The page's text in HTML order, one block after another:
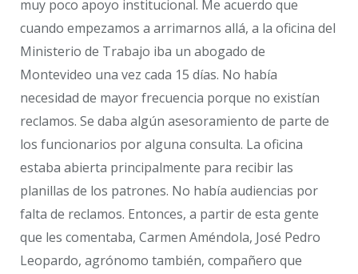
muy poco apoyo institucional. Me acuerdo que
cuando empezamos a arrimarnos allá, a la oficina del
Ministerio de Trabajo iba un abogado de
Montevideo una vez cada 15 días. No había
necesidad de mayor frecuencia porque no existían
reclamos. Se daba algún asesoramiento de parte de
los funcionarios por alguna consulta. La oficina
estaba abierta principalmente para recibir las
planillas de los patrones. No había audiencias por
falta de reclamos. Entonces, a partir de esta gente
que les comentaba, Carmen Améndola, José Pedro
Leopardo, agrónomo también, compañero que